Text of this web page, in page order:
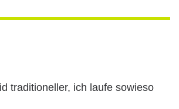
traditioneller, ich laufe sowieso